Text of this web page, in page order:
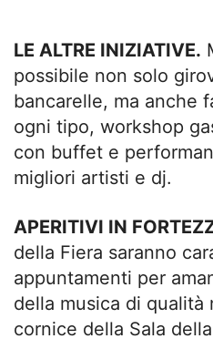
LE ALTRE INIZIATIVE.
possibile non solo
bancarelle, ma anche
ogni tipo, workshop
con buffet e
migliori artisti e dj.
APERITIVI IN
della Fiera saranno
appuntamenti per
della musica di qualità
cornice della Sala